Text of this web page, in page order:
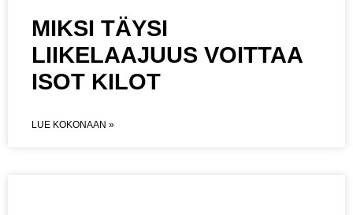
MIKSI TÄYSI
LIIKELAAJUUS VOITTAA
ISOT KILOT
LUE KOKONAAN »